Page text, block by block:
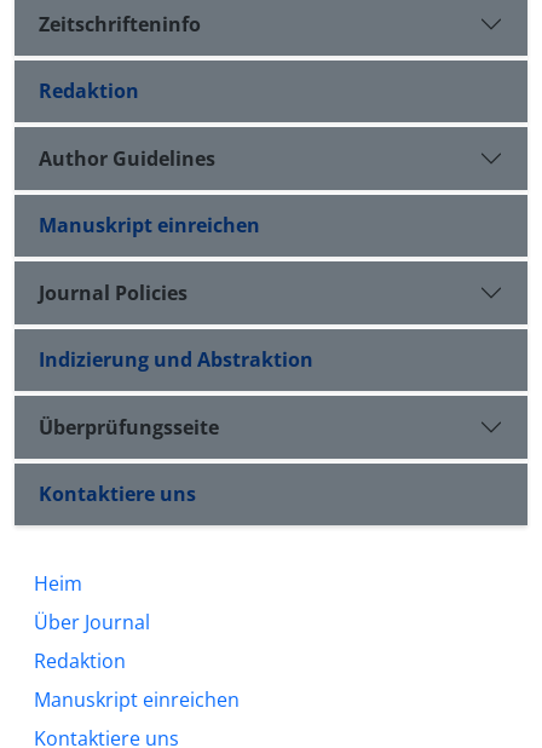
Zeitschrifteninfo
Redaktion
Author Guidelines
Manuskript einreichen
Journal Policies
Indizierung und Abstraktion
Überprüfungsseite
Kontaktiere uns
Heim
Über Journal
Redaktion
Manuskript einreichen
Kontaktiere uns